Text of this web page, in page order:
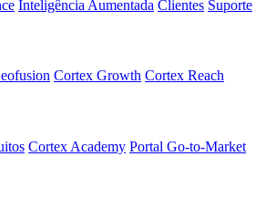
Inteligência Aumentada Clientes Suporte
Cortex Growth Cortex Reach
Cortex Academy Portal Go-to-Market